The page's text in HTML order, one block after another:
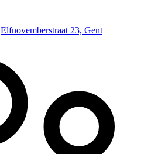
Elfnovemberstraat 23, Gent